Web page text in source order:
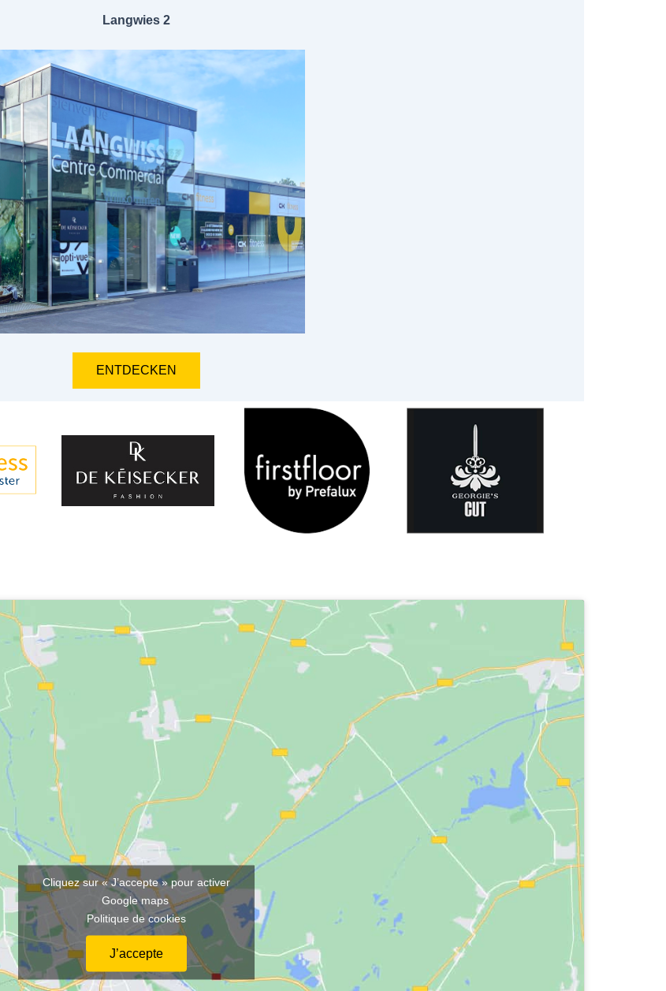
Langwies 2
ENTDECKEN
Cliquez sur « J’accepte » pour activer
Google maps
Politique de cookies
J’accepte